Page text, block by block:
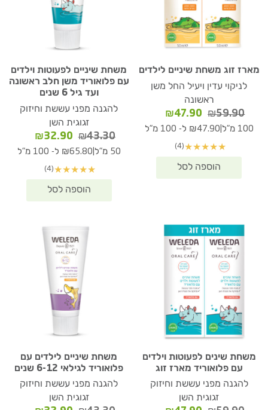
מארז זוג משחת שיניים לילדים
לניקוי עדין ויעיל החל משן
ראשונה
₪59.90
המחיר
המקורי
₪59.90.
₪47.90
המחיר
הנוכחי
100 מ"ל ₪47.90 ל- 100 מ"ל
★
★
★
★
★
(4)
משחת שיניים לפעוטות וילדים
עם פלואוריד משן חלב ראשונה
ועד גיל 6 שנים
להגנה מפני עששת וחיזוק
זגוגית השן
₪43.30
המחיר
המקורי
₪43.30.
₪32.90
הנוכחי
50 מ"ל ₪65.80 ל- 100 מ"ל
★
★
★
★
★
(4)
משחת שינים לפעוטות וילדים
עם פלואוריד מארז זוג
להגנה מפני עששת וחיזוק
זגוגית השן
משחת שיניים לילדים עם
פלואוריד לגילאי 6-12 שנים
להגנה מפני עששת וחיזוק
זגוגית השן